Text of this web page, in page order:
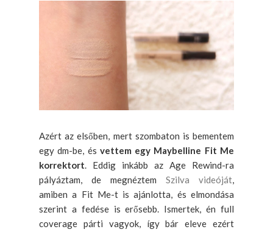
Azért az elsőben, mert szombaton is bementem
egy dm-be, és vettem egy Maybelline Fit Me
korrektort. Eddig inkább az Age Rewind-ra
pályáztam, de megnéztem Szilva videóját,
amiben a Fit Me-t is ajánlotta, és elmondása
szerint a fedése is erősebb. Ismertek, én full
coverage párti vagyok, így bár eleve ezért